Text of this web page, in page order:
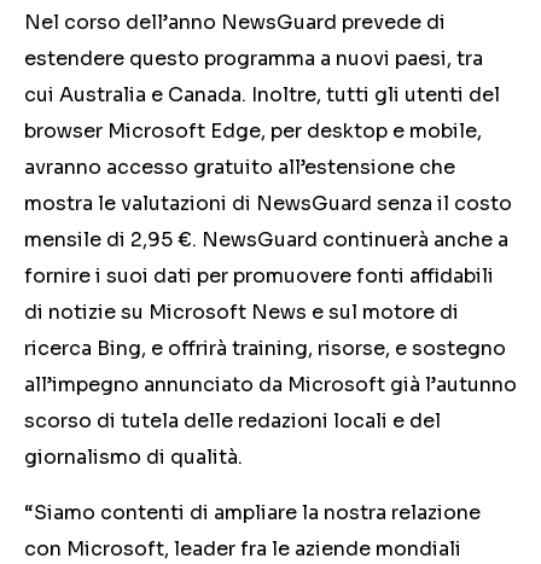
Nel corso dell’anno NewsGuard prevede di
estendere questo programma a nuovi paesi, tra
cui Australia e Canada. Inoltre, tutti gli utenti del
browser Microsoft Edge, per desktop e mobile,
avranno accesso gratuito all’estensione che
mostra le valutazioni di NewsGuard senza il costo
mensile di 2,95 €. NewsGuard continuerà anche a
fornire i suoi dati per promuovere fonti affidabili
di notizie su Microsoft News e sul motore di
ricerca Bing, e offrirà training, risorse, e sostegno
all’impegno annunciato da Microsoft già l’autunno
scorso di tutela delle redazioni locali e del
giornalismo di qualità.
“Siamo contenti di ampliare la nostra relazione
con Microsoft, leader fra le aziende mondiali